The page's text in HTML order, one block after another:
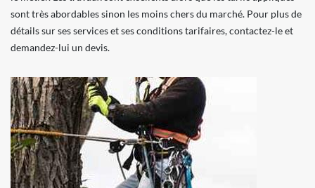
sont très abordables sinon les moins chers du marché. Pour plus de
détails sur ses services et ses conditions tarifaires, contactez-le et
demandez-lui un devis.